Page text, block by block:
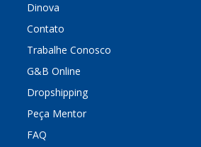
Dinova
Contato
Trabalhe Conosco
G&B Online
Dropshipping
Peça Mentor
FAQ